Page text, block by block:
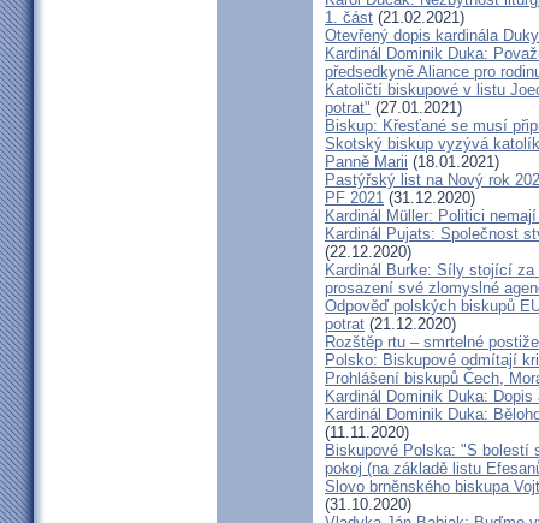
1. část (21.02.2021)
Otevřený dopis kardinála
Kardinál Dominik Duka:
předsedkyně Aliance pro
Katoličtí biskupové v listu
potrat" (27.01.2021)
Biskup: Křesťané se musí
Skotský biskup vyzývá
Panně Marii (18.01.2021)
Pastýřský list na Nový rok
PF 2021 (31.12.2020)
Kardinál Müller: Politici
Kardinál Pujats: Společnost
(22.12.2020)
Kardinál Burke: Síly stojící
prosazení své zlomyslné
Odpověď polských biskupů
potrat (21.12.2020)
Rozštěp rtu – smrtelné
Polsko: Biskupové odmítají
Prohlášení biskupů Čech,
Kardinál Dominik Duka:
Kardinál Dominik Duka:
(11.11.2020)
Biskupové Polska: "S bolestí
pokoj (na základě listu
Slovo brněnského biskupa
(31.10.2020)